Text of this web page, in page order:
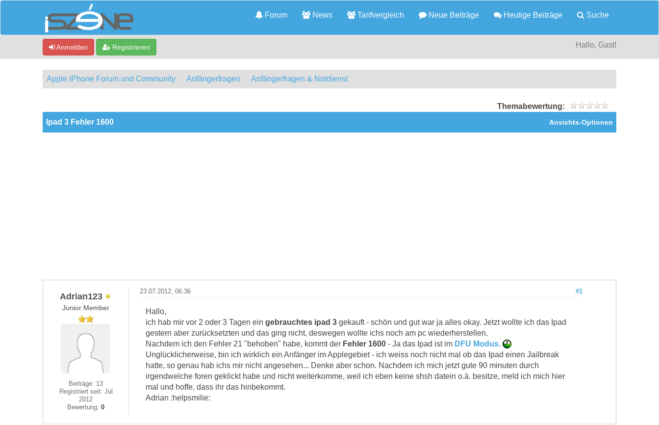
Forum News Tarifvergleich Neue Beiträge Heutige Beiträge Suche
Anmelden Registrieren Hallo, Gast!
Apple iPhone Forum und Community Anfängerfragen Anfängerfragen & Notdienst
Themabewertung:
Ansichts-Optionen
Ipad 3 Fehler 1600
Adrian123
Junior Member
Beiträge: 13
Registriert seit: Jul
2012
Bewertung:0
#1
23.07.2012, 06:36
Hallo,
ich hab mir vor 2 oder 3 Tagen ein gebrauchtes ipad 3gekauft - schön und gut war ja alles okay. Jetzt wollte ich das Ipad
gestern aber zurücksetzten und das ging nicht, deswegen wollte ichs noch am pc wiederherstellen.
Nachdem ich den Fehler 21 "behoben" habe, kommt der Fehler 1600 - Ja das Ipad ist im DFU Modus.
Unglücklicherweise, bin ich wirklich ein Anfänger im Applegebiet - ich weiss noch nicht mal ob das Ipad einen Jailbreak
hatte, so genau hab ichs mir nicht angesehen... Denke aber schon. Nachdem ich mich jetzt gute 90 minuten durch
irgendwelche foren geklickt habe und nicht weiterkomme, weil ich eben keine shsh datein o.ä. besitze, meld ich mich hier
mal und hoffe, dass ihr das hinbekommt.
Adrian :helpsmilie: